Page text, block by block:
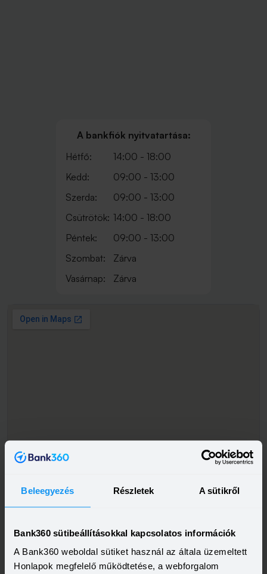
Beleegyezés Részletek A sütikről
Bank360 sütibeállításokkal kapcsolatos információk
A Bank360 weboldal sütiket használ az általa üzemeltett
Honlapok megfelelő működtetése, a webforgalom
A bankfiók nyitvatartása:
Hétfő:
14:00 - 18:00
Kedd:
09:00 - 13:00
Szerda:
09:00 - 13:00
Csütrötök: 14:00 - 18:00
Péntek:
09:00 - 13:00
Szombat:
Zárva
Vasárnap:
Zárva